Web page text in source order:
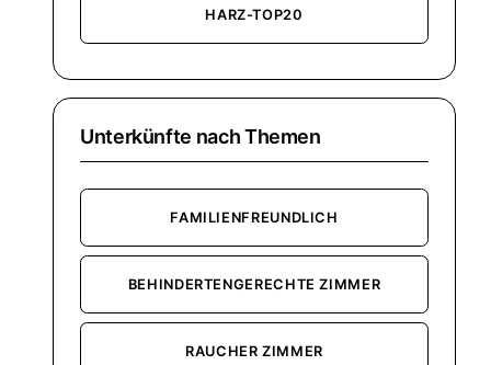
HARZ-TOP20
Unterkünfte nach Themen
FAMILIENFREUNDLICH
BEHINDERTENGERECHTE ZIMMER
RAUCHER ZIMMER